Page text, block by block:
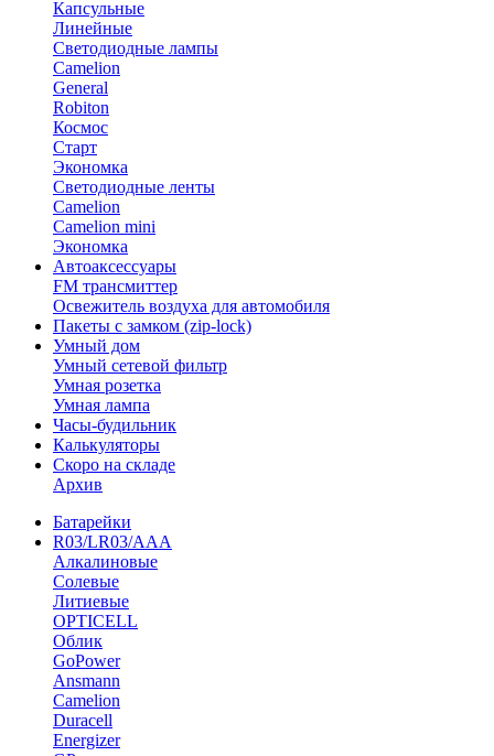
Капсульные
Линейные
Светодиодные лампы
Camelion
General
Robiton
Космос
Старт
Экономка
Светодиодные ленты
Camelion
Camelion mini
Экономка
Автоаксессуары
FM трансмиттер
Освежитель воздуха для автомобиля
Пакеты с замком (zip-lock)
Умный дом
Умный сетевой фильтр
Умная розетка
Умная лампа
Часы-будильник
Калькуляторы
Скоро на складе
Архив
Батарейки
R03/LR03/AAA
Алкалиновые
Солевые
Литиевые
OPTICELL
Облик
GoPower
Ansmann
Camelion
Duracell
Energizer